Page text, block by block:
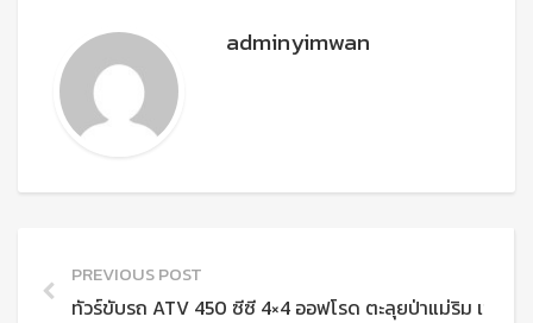
adminyimwan
PREVIOUS POST
ทัวร์ขับรถ ATV 450 ซีซี 4×4 ออฟโรด ตะลุยป่าแม่ริม เชียงใ